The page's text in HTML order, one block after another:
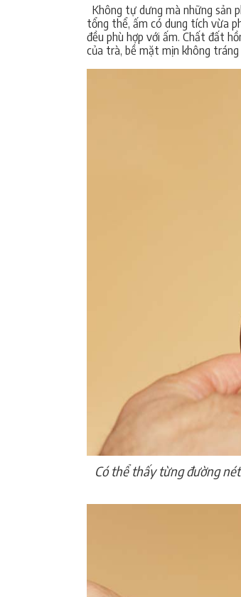
Không tự dưng mà những sản
tổng thể, ấm có dung tích vừa
đều phù hợp với ấm. Chất đất
của trà, bề mặt mịn không
Có thể thấy từng đường